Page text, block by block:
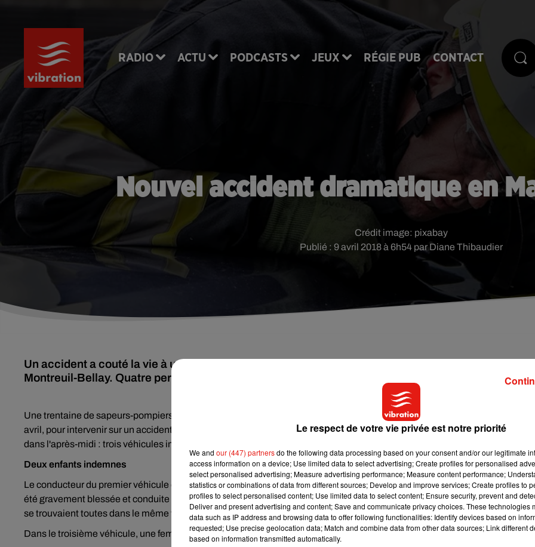
RADIO ACTU PODCASTS JEUX RÉGIE PUB CONTACT
Nouvel accident dramatique en
Publié : 9 avril 2018 à 6h54 par Diane Thibaudier
Crédit image: pixabay
Un accident a couté la vie à un quinquagénaire ce dimanche 8 avril dans le Maine-et-Loire, près de
Montreuil-Bellay. Quatre personnes ont été blessées.
Une trentaine de sapeurs-pompiers ont été dépêchés dans le Maine-et-Loire sur la commune de Vaudelnay ce dimanche 8
avril, pour intervenir sur un accident mortel selon nos confrères deOuest France . Le drame s'est produit ce dimanche 8 avril
dans l'après-midi : trois véhicules impliqués dans une collision près de Montreuil-Bellay aux alentours de 15h30.
Deux enfants indemnes
Le conducteur du premier véhicule est mort dans le choc. L'homme était âgé de 54 ans, la femme qui se trouvait à ses
été gravement blessée et conduite à l'hôpital de Saumur. Trois autres personnes ont été gravement blessées. Les victimes
se trouvaient toutes dans le même véhicule, elles ont été transportées au CHU d'Angers.
Dans le troisième véhicule, une femme de 34 ans qui a été légèrement blessée, et deux enfants, qui n'ont pas été touchés.
Le respect de votre vie privée est notre priorité
We and our (447) partnersdo the following data processing based on your consent and/or our legitimate
access information on a device; Use limited data to select advertising; Create profiles for personalised
select personalised advertising; Measure advertising performance; Measure content performance;
statistics or combinations of data from different sources; Develop and improve services; Create profiles to
profiles to select personalised content; Use limited data to select content; Ensure security, prevent and
Deliver and present advertising and content; Save and communicate privacy choices. These technologies
data such as IP address and browsing data to offer following functionalities: Identify devices based on
requested; Use precise geolocation data; Match and combine data from other data sources; Link different
based on information transmitted automatically.